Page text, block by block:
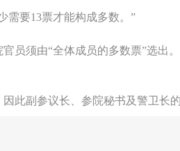
需要13票才能构成多数。”
员须由“全体成员的多数票”选出
此副参议长、参院秘书及警卫长